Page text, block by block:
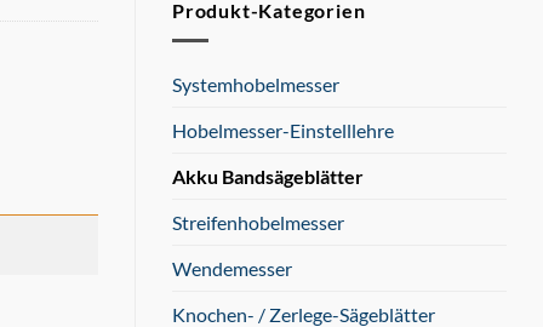
Produkt-Kategorien
Systemhobelmesser
Hobelmesser-Einstelllehre
Akku Bandsägeblätter
Streifenhobelmesser
Wendemesser
Knochen- / Zerlege-Sägeblätter